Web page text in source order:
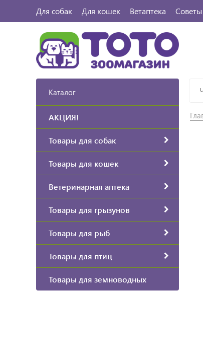
Для собак Для кошек Ветаптека
Каталог
АКЦИЯ!
Товары для собак
Товары для кошек
Ветеринарная аптека
Товары для грызунов
Товары для рыб
Товары для птиц
Товары для земноводных